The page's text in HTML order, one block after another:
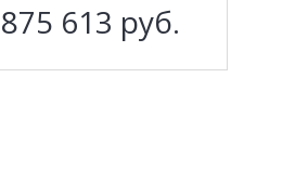
875 613 руб.